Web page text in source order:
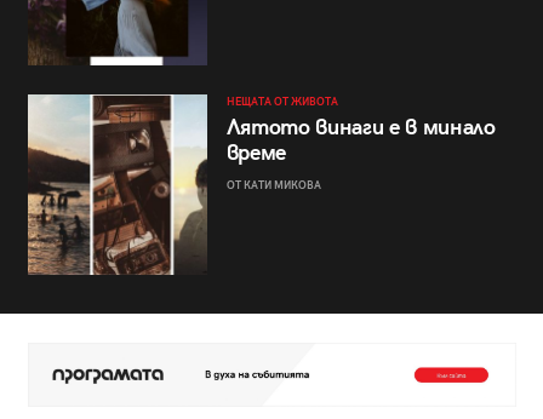
НЕЩАТА ОТ ЖИВОТА
Лятото винаги е в минало
време
ОТ КАТИ МИКОВА